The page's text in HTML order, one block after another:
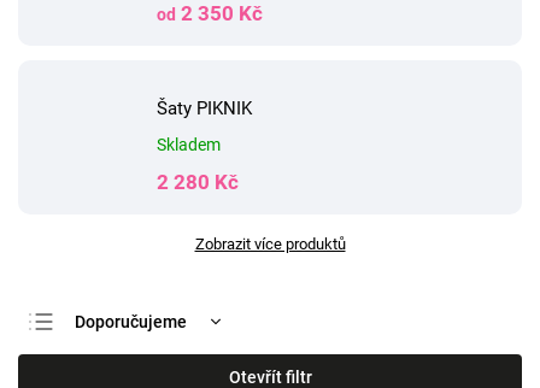
od 2 350 Kč
Šaty PIKNIK
Skladem
2 280 Kč
Zobrazit více produktů
Doporučujeme
Nejlevnější
Otevřít filtr